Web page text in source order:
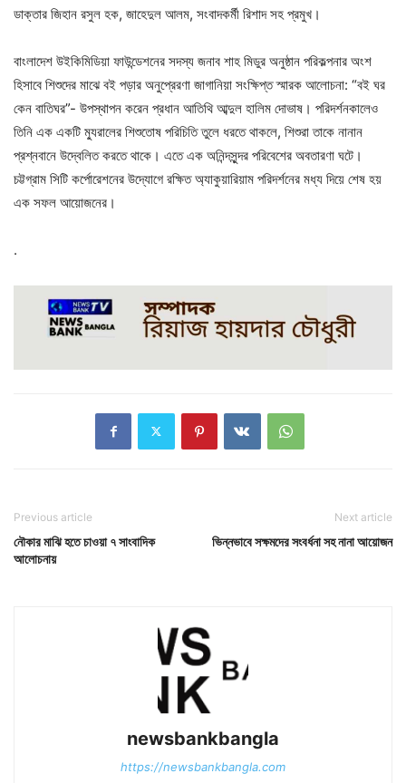
ডাক্তার জিহান রসুল হক, জাহেদুল আলম, সংবাদকর্মী রিশাদ সহ প্রমুখ।
বাংলাদেশ উইকিমিডিয়া ফাউন্ডেশনের সদস্য জনাব শাহ মিডুর অনুষ্ঠান পরিকল্পনার অংশ
হিসাবে শিশুদের মাঝে বই পড়ার অনুপ্রেরণা জাগানিয়া সংক্ষিপ্ত স্মারক আলোচনা: “বই ঘর
কেন বাতিঘর”- উপস্থাপন করেন প্রধান আতিথি আব্দুল হালিম দোভাষ। পরিদর্শনকালেও
তিনি এক একটি ম্যুরালের শিশুতোষ পরিচিতি তুলে ধরতে থাকলে, শিশুরা তাকে নানান
প্রশ্নবানে উদ্বেলিত করতে থাকে। এতে এক অনিন্দসুন্দর পরিবেশের অবতারণা ঘটে।
চট্টগ্রাম সিটি কর্পোরেশনের উদ্যোগে রক্ষিত অ্যাকুয়ারিয়াম পরিদর্শনের মধ্য দিয়ে শেষ হয়
এক সফল আয়োজনের।
.
Previous article
নৌকার মাঝি হতে চাওয়া ৭ সাংবাদিক
আলোচনায়
Next article
ভিন্নভাবে সক্ষমদের সংবর্ধনা সহ নানা আয়োজন
newsbankbangla
https://newsbankbangla.com